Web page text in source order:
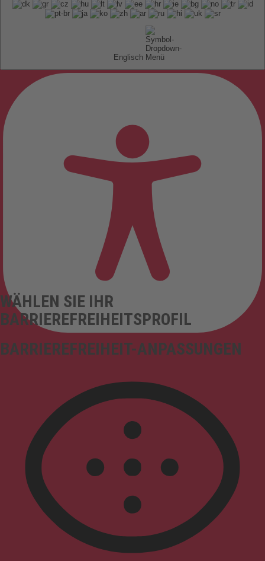
Englisch
BARRIEREFREIHEIT-ANPASSUNGEN
WÄHLEN SIE IHR
BARRIEREFREIHEITSPROFIL